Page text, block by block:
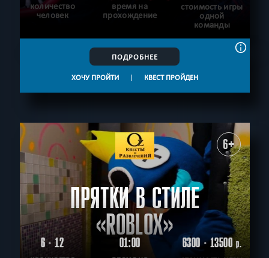
количество
человек
время на
прохождение
стоимость игры
одной
команды
ПОДРОБНЕЕ
ХОЧУ ПРОЙТИ | КВЕСТ ПРОЙДЕН
6+
ПРЯТКИ В СТИЛЕ
«ROBLOX»
6 - 12 01:00 6300 - 13500р.